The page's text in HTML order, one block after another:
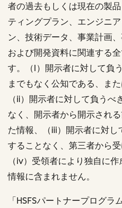
者の過去もしくは現在の製
ティングプラン、エンジニ
ン、技術データ、事業計画
および開発資料に関連する
す。（I）開示者に対して負
までもなく公知である、ま
（ii）開示者に対して負うべ
なく、開示者から開示され
た情報、（iii）開示者に対し
することなく、第三者から
（iv）受領者により独自に
情報に含まれません。
「HSFSパートナープログラ